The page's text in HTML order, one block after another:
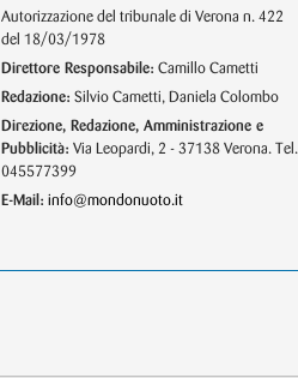
Autorizzazione del tribunale di Verona n. 422
del 18/03/1978
Direttore Responsabile: Camillo Cametti
Redazione: Silvio Cametti, Daniela Colombo
Direzione, Redazione, Amministrazione e
Pubblicità: Via Leopardi, 2 - 37138 Verona. Tel.
045577399
E-Mail: info@mondonuoto.it